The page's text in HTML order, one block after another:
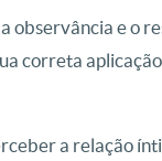
observância e o
correta
a relação